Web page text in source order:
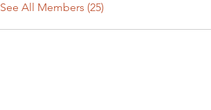
See All Members (25)